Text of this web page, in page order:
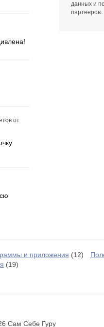
от
данных и
партнеров.
и приложения (12)
(19)
Сам Себе Гуру